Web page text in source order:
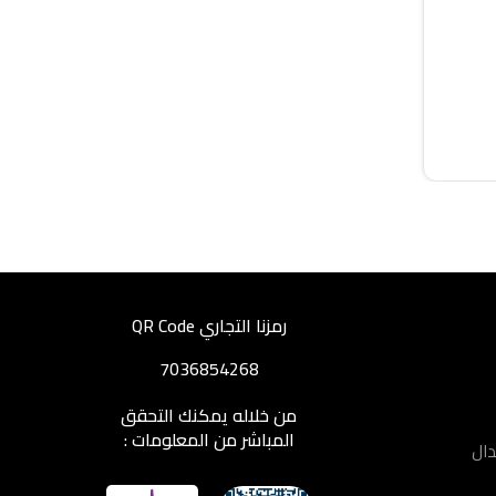
رمزنا التجاري QR Code
7036854268
من خلاله يمكنك التحقق
المباشر من المعلومات :